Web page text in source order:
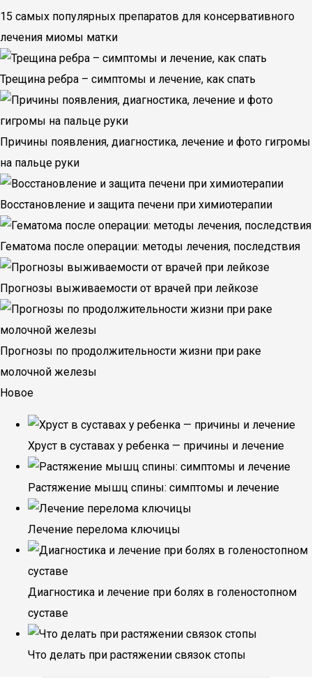
15 самых популярных препаратов для консервативного
лечения миомы матки
Трещина ребра – симптомы и лечение, как спать
Причины появления, диагностика, лечение и фото гигромы
на пальце руки
Восстановление и защита печени при химиотерапии
Гематома после операции: методы лечения, последствия
Прогнозы выживаемости от врачей при лейкозе
Прогнозы по продолжительности жизни при раке
молочной железы
Новое
Хруст в суставах у ребенка — причины и лечение
Растяжение мышц спины: симптомы и лечение
Лечение перелома ключицы
Диагностика и лечение при болях в голеностопном
суставе
Что делать при растяжении связок стопы